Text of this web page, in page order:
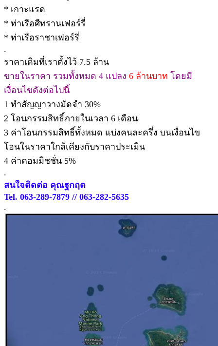
* เกาะแรด
* ท่าเรือศีทรานเฟอร์รี่
* ท่าเรือราชาเฟอร์รี่
.
ราคาเดิมที่เราตั้งไว้ 7.5 ล้าน
ขายในราคา รวมทั้งหมด 4 แปลง 6 ล้านบาท โดยมี
เงื่อนไขดังต่อไปนี้
1 ทำสัญญาวางมัดจำ 30%
2 โอนกรรมสิทธิ์ภายในเวลา 6 เดือน
3 ค่าโอนกรรมสิทธิ์ทั้งหมด แบ่งคนละครึ่ง บนเงื่อนไข
โอนในราคาใกล้เคียงกับราคาประเมิน
4 ค่าคอมมิชชั่น 5%
.
สนใจติดต่อ คุณฐกฤต
Tel. 063-289-7879 // 063-282-5635
.